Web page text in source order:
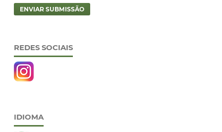
ENVIAR SUBMISSÃO
REDES SOCIAIS
IDIOMA